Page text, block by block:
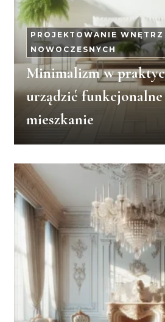
PROJEKTOWANIE WNĘTRZ
NOWOCZESNYCH
Minimalizm w
urządzić
mieszkanie